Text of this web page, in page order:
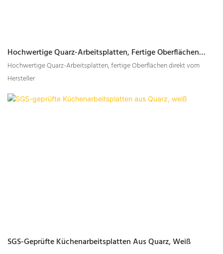
Hochwertige Quarz-Arbeitsplatten, Fertige Oberflächen
Direkt Vom Hersteller
Hochwertige Quarz-Arbeitsplatten, fertige Oberflächen direkt vom
Hersteller
SGS-Geprüfte Küchenarbeitsplatten Aus Quarz, Weiß